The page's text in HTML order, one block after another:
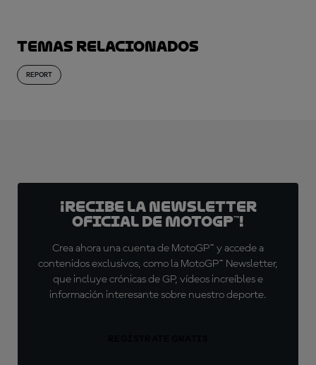
Temas relacionados
REPORT
¡Recibe la Newsletter
oficial de MotoGP™!
Crea ahora una cuenta de MotoGP™ y accede a
contenidos exclusivos, como la MotoGP™ Newsletter,
que incluye crónicas de GP, vídeos increíbles e
información interesante sobre nuestro deporte.